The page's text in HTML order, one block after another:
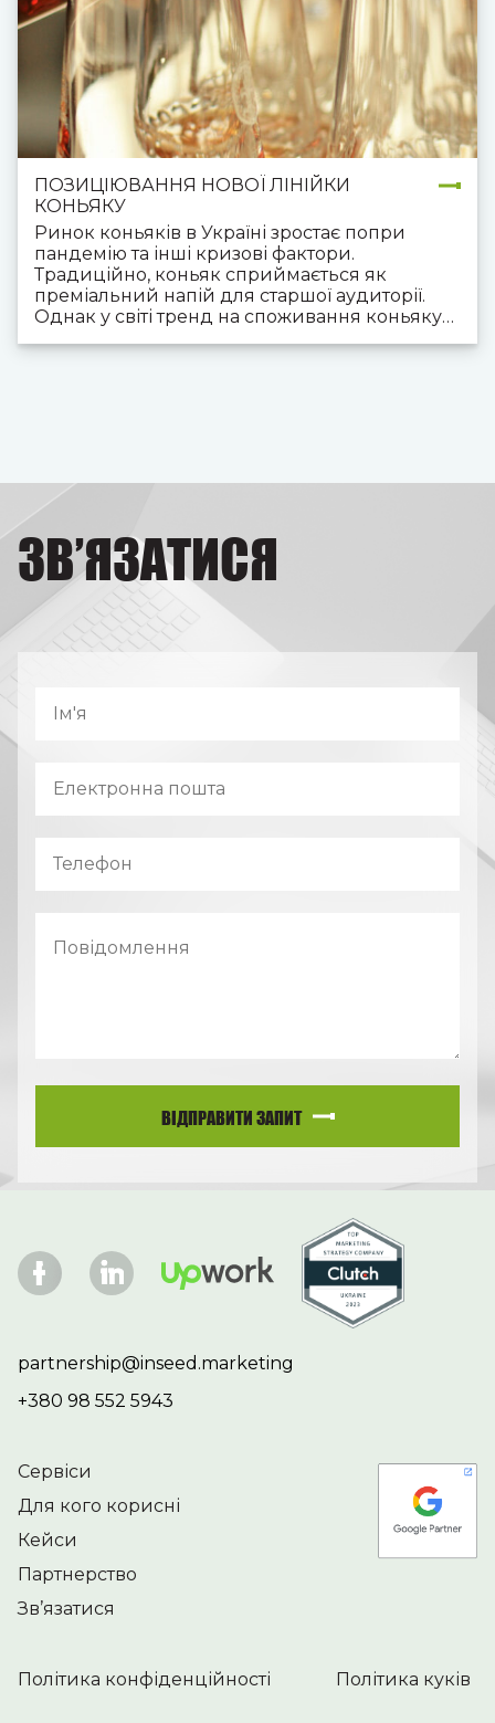
ПОЗИЦІЮВАННЯ НОВОЇ ЛІНІЙКИ
КОНЬЯКУ
Ринок коньяків в Україні зростає попри
пандемію та інші кризові фактори.
Традиційно, коньяк сприймається як
преміальний напій для старшої аудиторії.
Однак у світі тренд на споживання коньяку
молодшого сегмента споживачів, щоб
ЗВ’ЯЗАТИСЯ
ВІДПРАВИТИ ЗАПИТ
partnership@inseed.marketing
+380 98 552 5943
Сервіси
Для кого корисні
Кейси
Партнерство
Зв’язатися
Політика конфіденційності Політика куків